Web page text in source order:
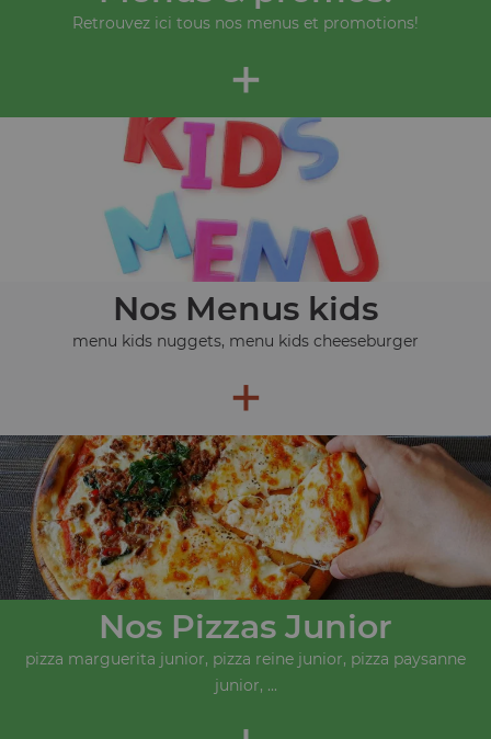
Retrouvez ici tous nos menus et promotions!
+
Nos Menus kids
menu kids nuggets, menu kids cheeseburger
+
Nos Pizzas Junior
pizza marguerita junior, pizza reine junior, pizza paysanne
junior, ...